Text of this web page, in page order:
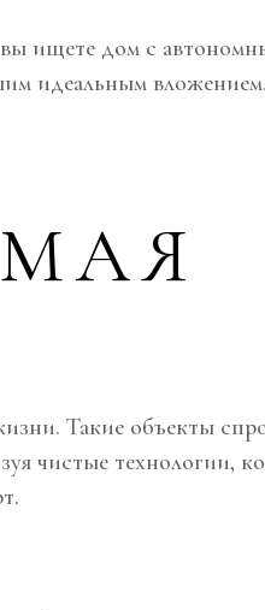
ищете дом с
идеальным вложением.
Такие объекты
чистые технологии,